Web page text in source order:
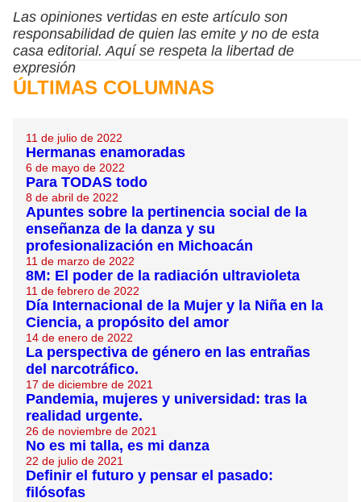
Las opiniones vertidas en este artículo son
responsabilidad de quien las emite y no de esta
casa editorial. Aquí se respeta la libertad de
expresión
ÚLTIMAS COLUMNAS
11 de julio de 2022
Hermanas enamoradas
6 de mayo de 2022
Para TODAS todo
8 de abril de 2022
Apuntes sobre la pertinencia social de la
enseñanza de la danza y su
profesionalización en Michoacán
11 de marzo de 2022
8M: El poder de la radiación ultravioleta
11 de febrero de 2022
Día Internacional de la Mujer y la Niña en la
Ciencia, a propósito del amor
14 de enero de 2022
La perspectiva de género en las entrañas
del narcotráfico.
17 de diciembre de 2021
Pandemia, mujeres y universidad: tras la
realidad urgente.
26 de noviembre de 2021
No es mi talla, es mi danza
22 de julio de 2021
Definir el futuro y pensar el pasado:
filósofas